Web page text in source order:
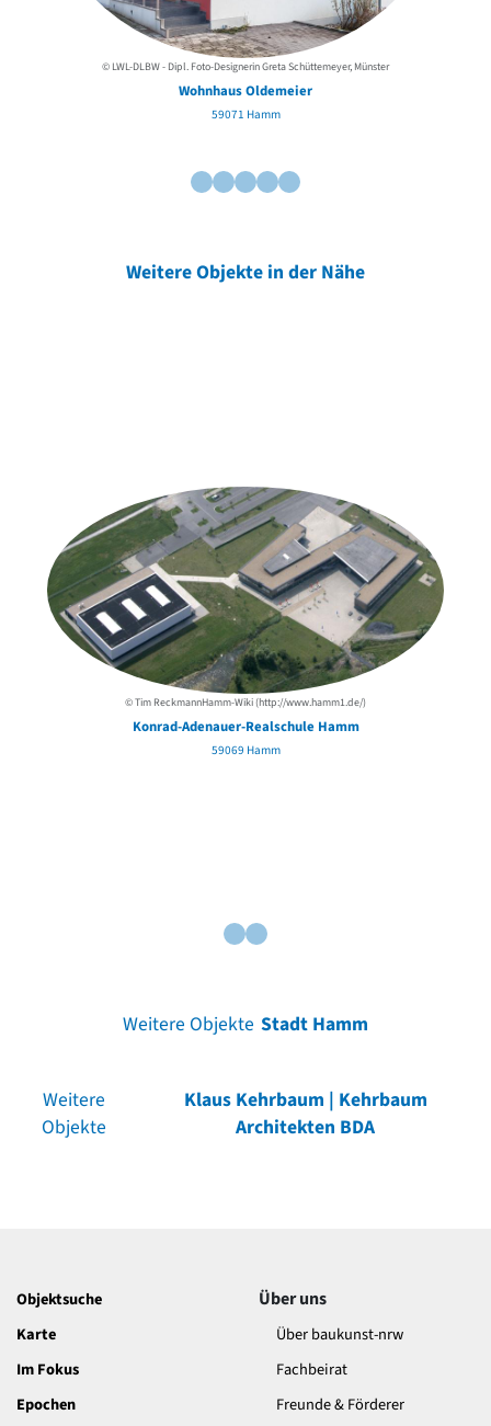
© LWL-DLBW - Dipl. Foto-Designerin Greta Schüttemeyer, Münster
Wohnhaus Oldemeier
59071 Hamm
Weitere Objekte in der Nähe
© Tim ReckmannHamm-Wiki (http://www.hamm1.de/)
Konrad-Adenauer-Realschule Hamm
59069 Hamm
Weitere Objekte Stadt Hamm
Weitere
Objekte
Klaus Kehrbaum | Kehrbaum
Architekten BDA
Objektsuche
Karte
Im Fokus
Epochen
Über uns
Über baukunst-nrw
Fachbeirat
Freunde & Förderer